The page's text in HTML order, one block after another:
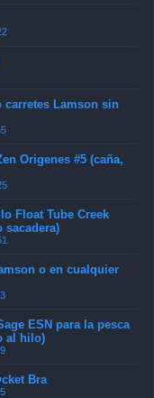
carretes Lamson sin
Origenes #5 (caña,
Float Tube Creek
sacadera)
o en cualquier
ESN para la pesca
al hilo)
Bra